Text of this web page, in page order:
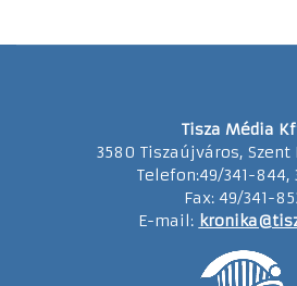
Tisza Média
3580 Tiszaújváros, Szent
Telefon:49/341-844,
Fax: 49/341-
E-mail: